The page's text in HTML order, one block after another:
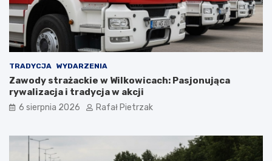
TRADYCJA WYDARZENIA
Zawody strażackie w Wilkowicach: Pasjonująca
rywalizacja i tradycja w akcji
6 sierpnia 2026 Rafał Pietrzak